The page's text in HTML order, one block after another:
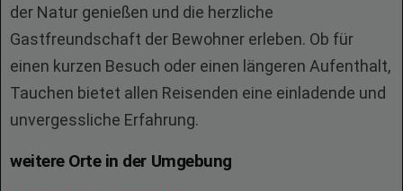
der Natur genießen und die herzliche
Gastfreundschaft der Bewohner erleben. Ob für
einen kurzen Besuch oder einen längeren Aufenthalt,
Tauchen bietet allen Reisenden eine einladende und
unvergessliche Erfahrung.
weitere Orte in der Umgebung